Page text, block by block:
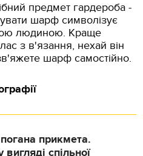
предмет гардероба -
шарф символізує
людиною. Краще
з в'язання, нехай він
шарф самостійно.
прикмета.
спільної